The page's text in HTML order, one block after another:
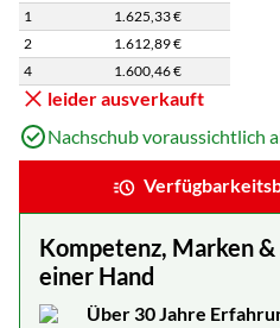
Staffelpreisliste: Preise pro Stück
1
1.625,33€
2
1.612,89€
4
1.600,46€
leider ausverkauft
Nachschub voraussichtlich
Kompetenz, Marken &
einer Hand
Über 30 Jahre